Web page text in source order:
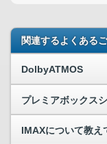
関連するよくある
DolbyATMOS
プレミアボックス
IMAXについて教え